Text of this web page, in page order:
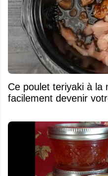
Ce poulet teriyaki à la
facilement devenir